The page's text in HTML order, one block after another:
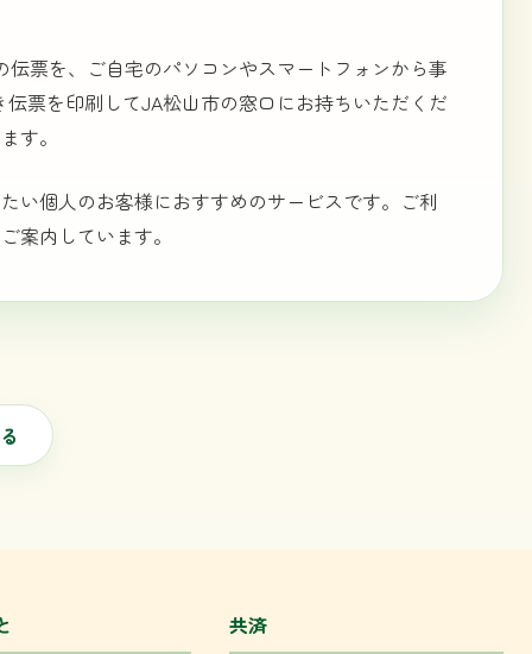
票を、ご自宅のパソコンやスマートフォンから事
票を印刷してJA松山市の窓口にお持ちいただくだ
す。
い個人のお客様におすすめのサービスです。ご利
案内しています。
共済